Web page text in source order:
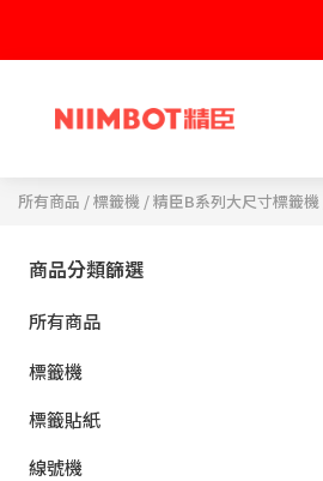
所有商品 /標籤機 /精臣B系列大尺寸標籤機
商品分類篩選
所有商品
標籤機
標籤貼紙
線號機